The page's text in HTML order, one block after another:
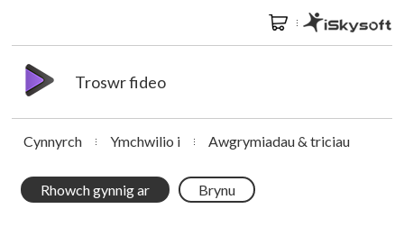
Troswr fideo
Cynnyrch Ymchwilio i Awgrymiadau & triciau
Rhowch gynnig ar Brynu